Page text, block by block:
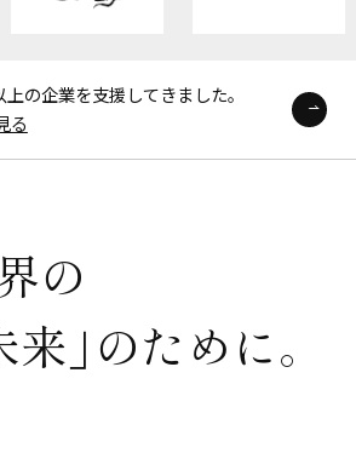
の企業を支援してきました。
る
の
来 」 のた め に。